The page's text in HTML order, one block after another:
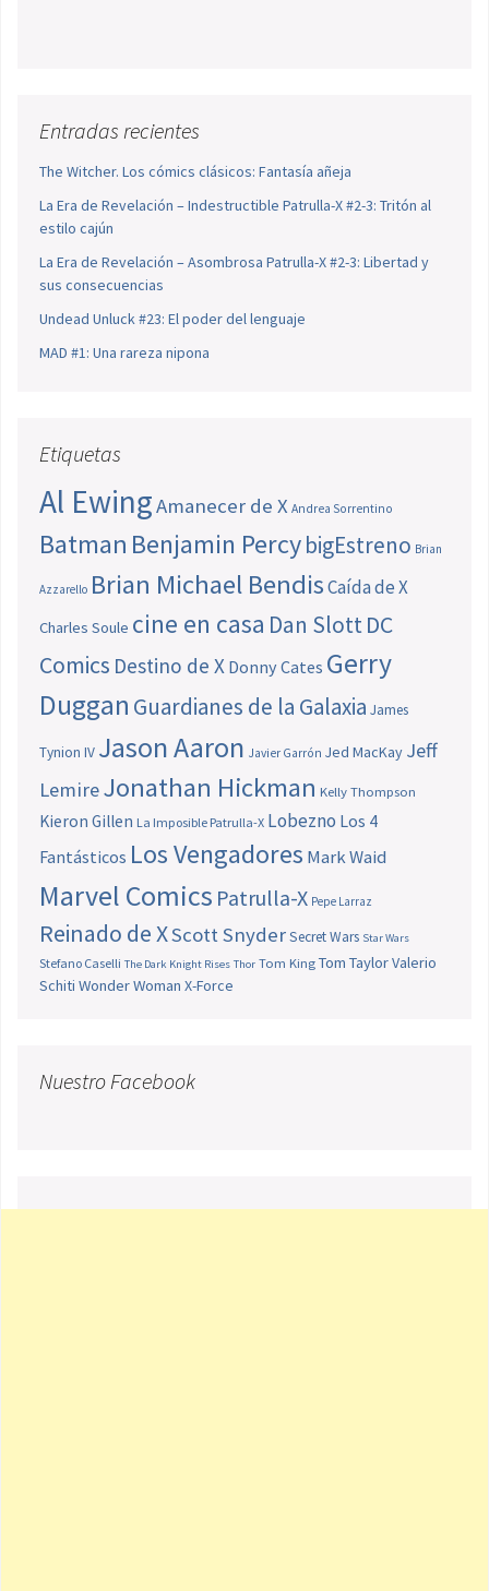
Entradas recientes
The Witcher. Los cómics clásicos: Fantasía añeja
La Era de Revelación – Indestructible Patrulla-X #2-3: Tritón al
estilo cajún
La Era de Revelación – Asombrosa Patrulla-X #2-3: Libertad y
sus consecuencias
Undead Unluck #23: El poder del lenguaje
MAD #1: Una rareza nipona
Etiquetas
Al EwingAmanecer de X Andrea Sorrentino
Batman Benjamin PercybigEstreno Brian
Azzarello Brian Michael BendisCaída de X
Charles Soule cine en casa Dan SlottDC
Comics Destino de X Donny Cates Gerry
Duggan Guardianes de la Galaxia James
Tynion IV Jason Aaron Javier Garrón Jed MacKay Jeff
LemireJonathan Hickman Kelly Thompson
Kieron Gillen La Imposible Patrulla-X Lobezno Los 4
Fantásticos Los Vengadores Mark Waid
Marvel Comics Patrulla-X Pepe Larraz
Reinado de XScott SnyderSecret Wars Star Wars
Stefano Caselli The Dark Knight Rises Thor Tom King Tom TaylorValerio
Schiti Wonder Woman X-Force
Nuestro Facebook